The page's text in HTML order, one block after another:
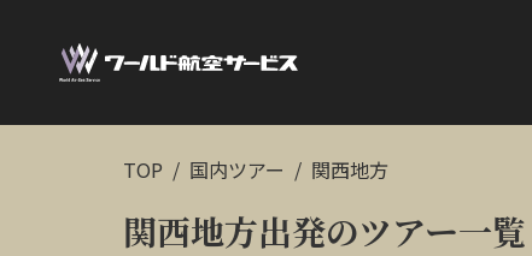
TOP 国内ツアー 関西地方
関西地方出発のツアー一覧